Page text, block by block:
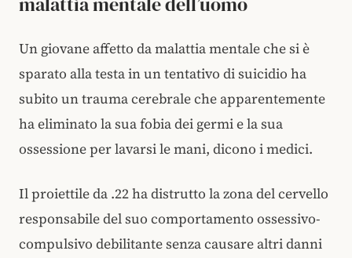
Un giovane affetto da malattia mentale che si è
sparato alla testa in un tentativo di suicidio ha
subito un trauma cerebrale che apparentemente
ha eliminato la sua fobia dei germi e la sua
ossessione per lavarsi le mani, dicono i medici.
Il proiettile da .22 ha distrutto la zona del cervello
responsabile del suo comportamento ossessivo-
compulsivo debilitante senza causare altri danni